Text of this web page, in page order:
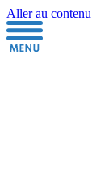
Aller au contenu